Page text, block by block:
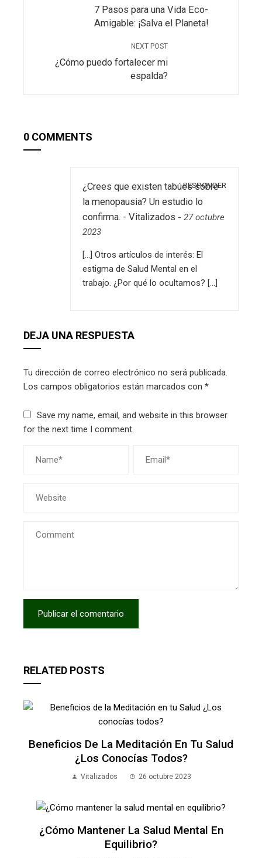
7 Pasos para una Vida Eco-
Amigable: ¡Salva el Planeta!
NEXT POST
¿Cómo puedo fortalecer mi
espalda?
0 COMMENTS
¿Crees que existen tabúes sobre
la menopausia? Un estudio lo
confirma. - Vitalizados - 27 octubre
2023
RESPONDER
[…] Otros artículos de interés: El
estigma de Salud Mental en el
trabajo. ¿Por qué lo ocultamos? […]
DEJA UNA RESPUESTA
Tu dirección de correo electrónico no será publicada.
Los campos obligatorios están marcados con *
Save my name, email, and website in this browser
for the next time I comment.
RELATED POSTS
Beneficios De La Meditación En Tu Salud
¿Los Conocías Todos?
Vitalizados 26 octubre 2023
¿Cómo Mantener La Salud Mental En
Equilibrio?